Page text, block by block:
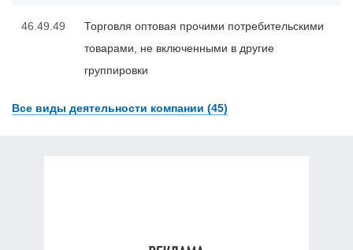
46.49.49
Торговля оптовая прочими потребительскими
товарами, не включенными в другие
группировки
Все виды деятельности компании (45)